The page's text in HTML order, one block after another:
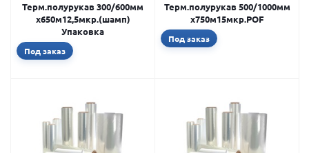
Терм.полурукав 300/600мм
х650м12,5мкр.(шамп)
Упаковка
Под заказ
Терм.полурукав 500/1000мм
х750м15мкр.POF
Под заказ